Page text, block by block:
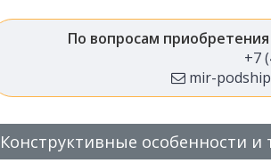
По вопросам
+7
mir-
Конструктивные особенности и